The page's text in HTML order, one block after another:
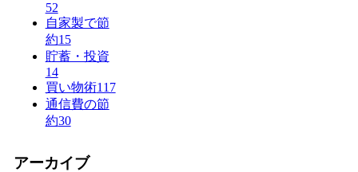
52
自家製で節
約15
貯蓄・投資
14
買い物術117
通信費の節
約30
アーカイブ